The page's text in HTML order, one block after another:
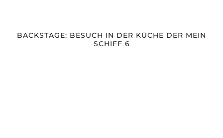
BACKSTAGE: BESUCH IN DER KÜCHE DER MEIN
SCHIFF 6